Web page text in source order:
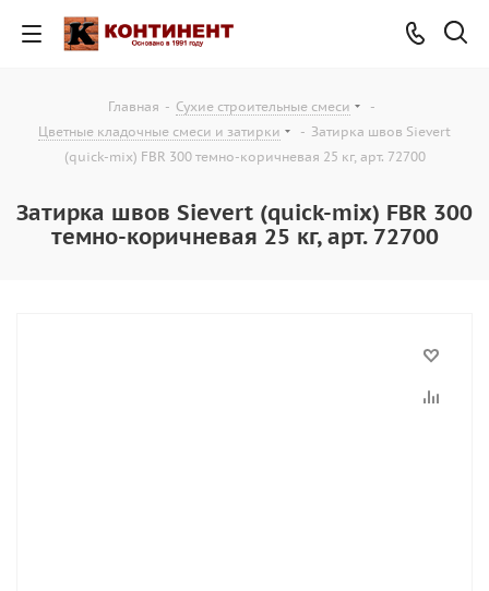
Главная - Сухие строительные смеси
-
Цветные кладочные смеси и затирки
- Затирка швов Sievert
(quick-mix) FBR 300 темно-коричневая 25 кг, арт. 72700
Затирка швов Sievert (quick-mix) FBR 300
темно-коричневая 25 кг, арт. 72700